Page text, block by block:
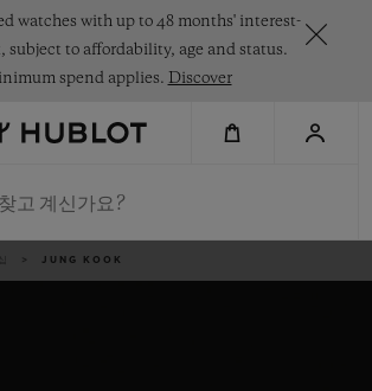
watches with up to 48 months' interest-
subject to affordability, age and status.
spend applies. Discover
고 계신가요?
JUNG KOOK
다